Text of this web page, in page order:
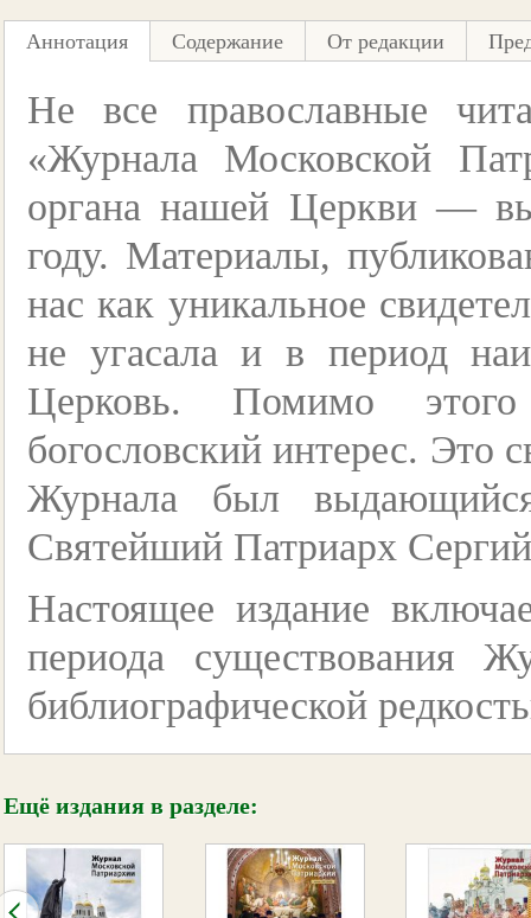
Аннотация Содержание От редакции
Не все православные
«Журнала Московской
органа нашей Церкви —
году. Материалы,
нас как уникальное
не угасала и в период
Церковь. Помимо
богословский интерес. Это
Журнала был
Святейший Патриарх
Настоящее издание
периода существования
библиографической
Ещё издания в разделе: